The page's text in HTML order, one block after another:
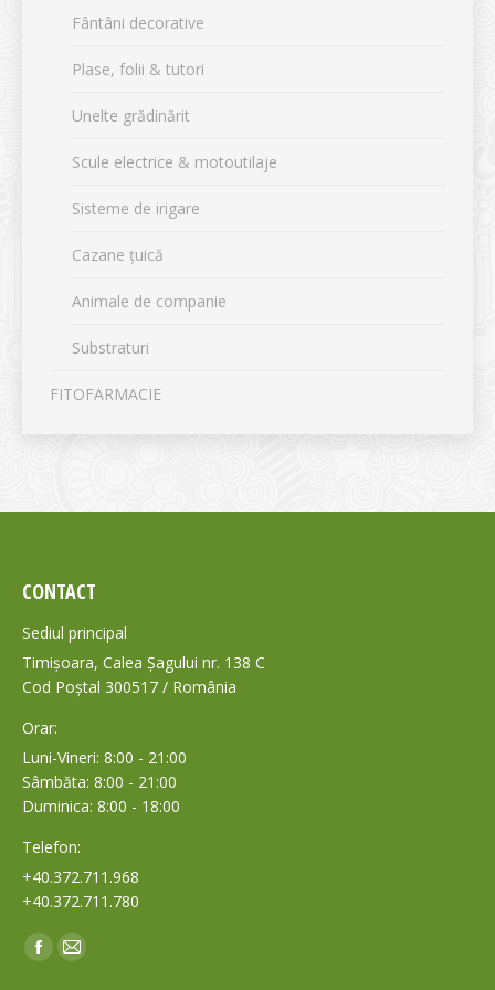
Fântâni decorative
Plase, folii & tutori
Unelte grădinărit
Scule electrice & motoutilaje
Sisteme de irigare
Cazane țuică
Animale de companie
Substraturi
FITOFARMACIE
CONTACT
Sediul principal
Timișoara, Calea Șagului nr. 138 C
Cod Poștal 300517 / România
Orar:
Luni-Vineri: 8:00 - 21:00
Sâmbăta: 8:00 - 21:00
Duminica: 8:00 - 18:00
Telefon:
+40.372.711.968
+40.372.711.780
Find us on:
Facebook
Mail